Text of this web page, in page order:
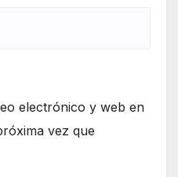
electrónico y web en
vez que